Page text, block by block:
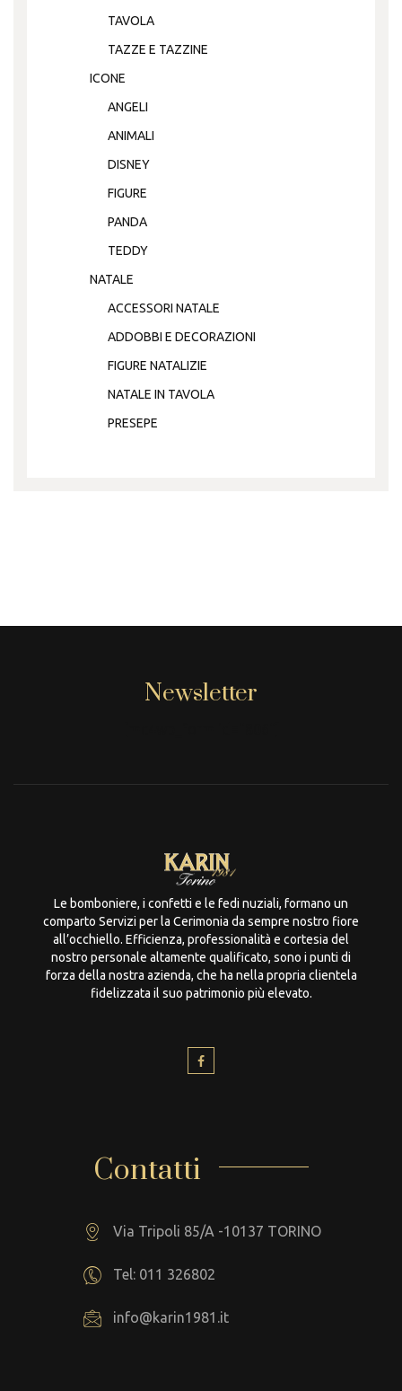
TAVOLA
TAZZE E TAZZINE
ICONE
ANGELI
ANIMALI
DISNEY
FIGURE
PANDA
TEDDY
NATALE
ACCESSORI NATALE
ADDOBBI E DECORAZIONI
FIGURE NATALIZIE
NATALE IN TAVOLA
PRESEPE
Newsletter
Le bomboniere, i confetti e le fedi nuziali, formano un
comparto Servizi per la Cerimonia da sempre nostro fiore
all’occhiello. Efficienza, professionalità e cortesia del
nostro personale altamente qualificato, sono i punti di
forza della nostra azienda, che ha nella propria clientela
fidelizzata il suo patrimonio più elevato.
Contatti
Via Tripoli 85/A -10137 TORINO
Tel: 011 326802
info@karin1981.it